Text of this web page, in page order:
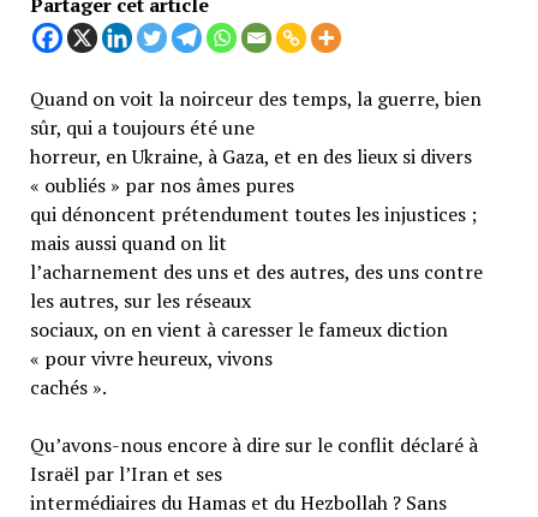
Quand on voit la noirceur des temps, la guerre, bien
sûr, qui a toujours été une
horreur, en Ukraine, à Gaza, et en des lieux si divers
« oubliés » par nos âmes pures
qui dénoncent prétendument toutes les injustices ;
mais aussi quand on lit
l’acharnement des uns et des autres, des uns contre
les autres, sur les réseaux
sociaux, on en vient à caresser le fameux diction
« pour vivre heureux, vivons
cachés ».
Qu’avons-nous encore à dire sur le conflit déclaré à
Israël par l’Iran et ses
intermédiaires du Hamas et du Hezbollah ? Sans